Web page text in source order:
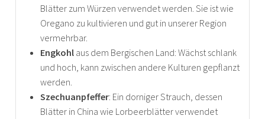
Blätter zum Würzen verwendet werden. Sie ist wie
Oregano zu kultivieren und gut in unserer Region
vermehrbar.
Engkohlaus dem Bergischen Land: Wächst schlank
und hoch, kann zwischen andere Kulturen gepflanzt
werden.
Szechuanpfeffer: Ein dorniger Strauch, dessen
Blätter in China wie Lorbeerblätter verwendet